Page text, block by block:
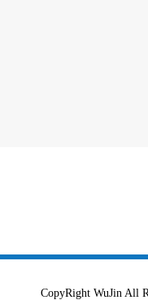
CopyRight WuJin